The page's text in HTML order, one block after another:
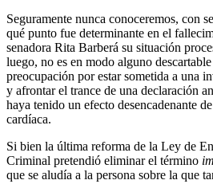
Seguramente nunca conoceremos, con
qué punto fue determinante en el
senadora Rita Barberá su situación
luego, no es en modo alguno
preocupación por estar sometida a una
y afrontar el trance de una declaración
haya tenido un efecto desencadenante
cardíaca.
Si bien la última reforma de la Ley de
Criminal pretendió eliminar el término
que se aludía a la persona sobre la que